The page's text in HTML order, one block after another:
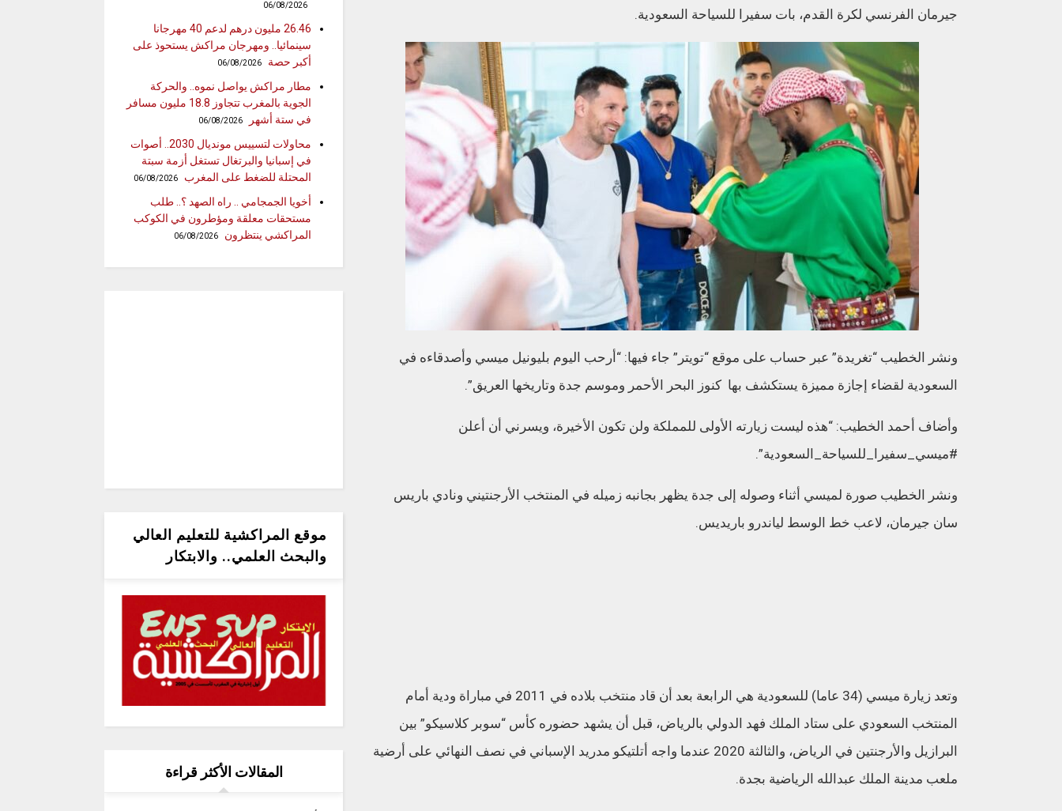
جيرمان الفرنسي لكرة القدم، بات سفيرا للسياحة السعودية.
ونشر الخطيب “تغريدة” عبر حساب على موقع “تويتر” جاء فيها: “أرحب اليوم بليونيل ميسي وأصدقاءه في
السعودية لقضاء إجازة مميزة يستكشف بها كنوز البحر الأحمر وموسم جدة وتاريخها العريق”.
وأضاف أحمد الخطيب: “هذه ليست زيارته الأولى للمملكة ولن تكون الأخيرة، ويسرني أن أعلن
#ميسي_سفيرا_للسياحة_السعودية”.
ونشر الخطيب صورة لميسي أثناء وصوله إلى جدة يظهر بجانبه زميله في المنتخب الأرجنتيني ونادي باريس
سان جيرمان، لاعب خط الوسط لياندرو باريديس.
وتعد زيارة ميسي (34 عاما) للسعودية هي الرابعة بعد أن قاد منتخب بلاده في 2011 في مباراة ودية أمام
المنتخب السعودي على ستاد الملك فهد الدولي بالرياض، قبل أن يشهد حضوره كأس “سوبر كلاسيكو” بين
البرازيل والأرجنتين في الرياض، والثالثة 2020 عندما واجه أتلتيكو مدريد الإسباني في نصف النهائي على أرضية
ملعب مدينة الملك عبدالله الرياضية بجدة.
06/08/2026
26.46 مليون درهم لدعم 40 مهرجانا
سينمائيا.. ومهرجان مراكش يستحوذ على
أكبر حصة
06/08/2026
مطار مراكش يواصل نموه.. والحركة
الجوية بالمغرب تتجاوز 18.8 مليون مسافر
في ستة أشهر
06/08/2026
محاولات لتسييس مونديال 2030.. أصوات
في إسبانيا والبرتغال تستغل أزمة سبتة
المحتلة للضغط على المغرب
06/08/2026
أخويا الجمجامي .. راه الصهد ؟.. طلب
مستحقات معلقة ومؤطرون في الكوكب
المراكشي ينتظرون
06/08/2026
موقع المراكشية للتعليم العالي
والبحث العلمي.. والابتكار
المقالات الأكثر قراءة